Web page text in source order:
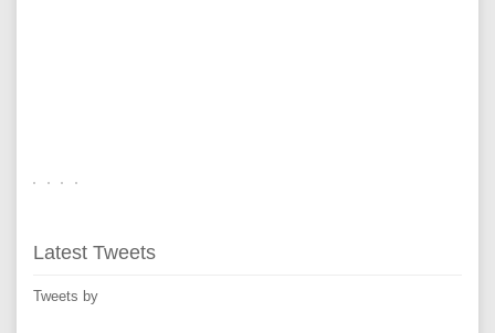
Latest Tweets
Tweets by